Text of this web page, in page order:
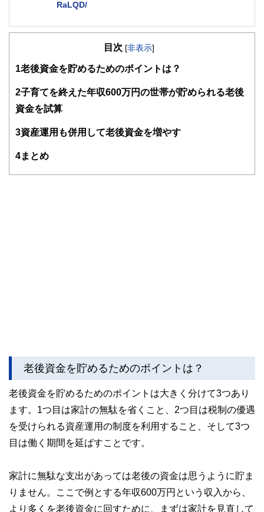
RaLQD/
２級ファイナンシャルプランナー
活かして活動を始める。
する傍ら、フリーライターとして精力的に活動中。広範な知
目次 [非表示]
1 老後資金を貯めるためのポイントは？
2子育てを終えた年収600万円の世帯が貯められる老後
資金を試算
3資産運用も併用して老後資金を増やす
4まとめ
老後資金を貯めるためのポイントは？
老後資金を貯めるためのポイントは大きく分けて3つあり
ます。1つ目は家計の無駄を省くこと、2つ目は税制の優遇
を受けられる資産運用の制度を利用すること、そして3つ
目は働く期間を延ばすことです。
家計に無駄な支出があっては老後の資金は思うように貯ま
りません。ここで例とする年収600万円という収入から、
より多くを老後資金に回すために、まずは家計を見直して